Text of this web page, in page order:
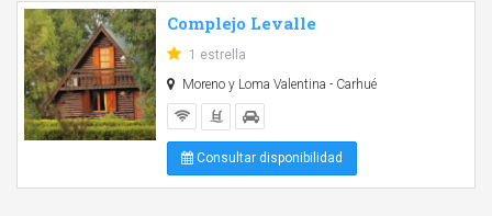
Complejo Levalle
1 estrella
Moreno y Loma Valentina - Carhué
Consultar disponibilidad